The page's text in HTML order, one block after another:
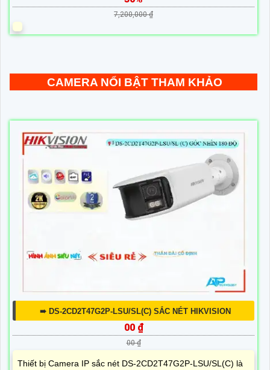
7,200,000 ₫
CAMERA NỔI BẬT THAM KHẢO
➠ DS-2CD2T47G2P-LSU/SL(C) SẮC NÉT HIKVISION
00 ₫
00 ₫
Thiết bị Camera IP sắc nét DS-2CD2T47G2P-LSU/SL(C) là